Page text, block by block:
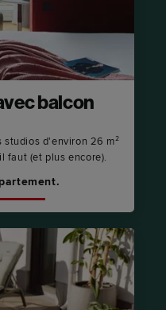
balcon
studios d'environ 26 m²
faut (et plus encore).